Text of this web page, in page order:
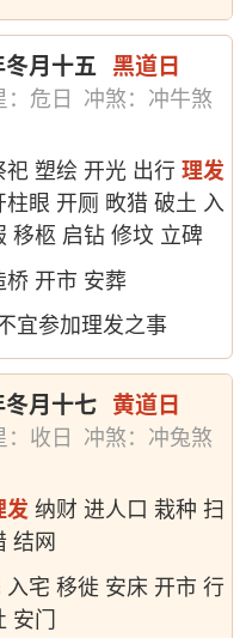
月十五 黑道日
：危日
冲煞：冲牛煞
祀 塑绘 开光 出行理发
柱眼 开厕 畋猎 破土 入
移柩 启钻 修坟 立碑
桥 开市 安葬
宜参加理发之事
月十七 黄道日
：收日
冲煞：冲兔煞
发 纳财 进人口 栽种 扫
结网
入宅 移徙 安床 开市 行
安门